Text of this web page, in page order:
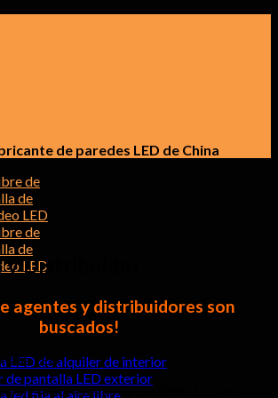
de paredes LED de China
LED de alquiler de interior
de pantalla LED exterior
Distribuidor
agentes y distribuidores son
buscados!
fabricantes de pantallas LED en